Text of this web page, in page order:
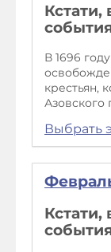
В 1696
крестьян,
Азовского
Выбрать